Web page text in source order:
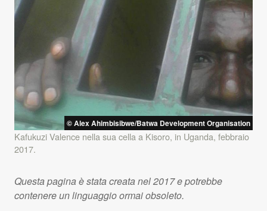
© Alex Ahimbisibwe/Batwa Development Organisation
Kafukuzi Valence nella sua cella a Kisoro, in Uganda, febbraio
2017.
Questa pagina è stata creata nel 2017 e potrebbe
contenere un linguaggio ormai obsoleto.